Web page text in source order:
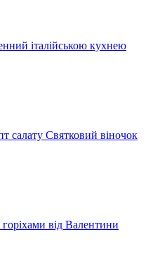
італійською кухнею
салату Святковий віночок
від Валентини